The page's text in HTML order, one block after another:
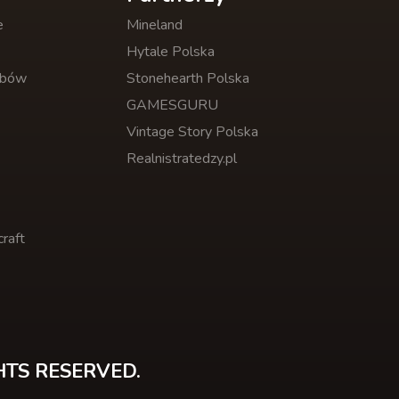
Mineland
Hytale Polska
Stonehearth Polska
GAMESGURU
Vintage Story Polska
Realnistratedzy.pl
RESERVED.